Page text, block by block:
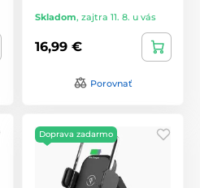
Skladom, zajtra 11. 8. u vás
16,99 €
Porovnať
Doprava zadarmo